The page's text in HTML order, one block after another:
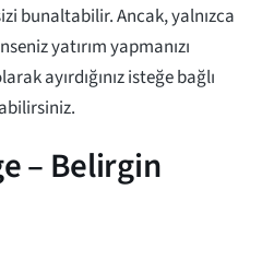
bunaltabilir. Ancak, yalnızca
yatırım yapmanızı
ayırdığınız isteğe bağlı
– Belirgin